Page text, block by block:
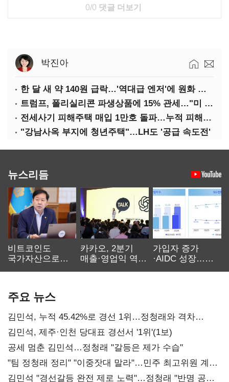
0/0 댓글 더보기
박진아
한 달 새 약 140원 급락…'역대급 엔저'에 원화 변곡점
트럼프, 폴리실리콘 파생상품에 15% 관세…"미 산업 재건"
전세사기 피해주택 매입 1만호 돌파…누적 피해자 4만278명
"강남사옥 부지에 청년주택"…LH도 '공급 속도전'
뉴스리듬
비트코인도
국가자산으로…'
카카오, 2분기
매출·영업익 역대
가입자 증가
·AIDC 성장…
주요 뉴스
김민석, 누적 45.42%로 경선 1위…정청래와 격차
0.86%p(2보)
김민석, 제주·인천 당대표 경선서 '1위'(1보)
공세 멈춘 김민석…정청래 "갈등은 제가 수습"
"팀 정청래 정리" "이중잣대 말라"…민주 최고위원 계파
다툼 격화
김민석 "경선갈등 완전 제로 노력"…정청래 "반명 공세